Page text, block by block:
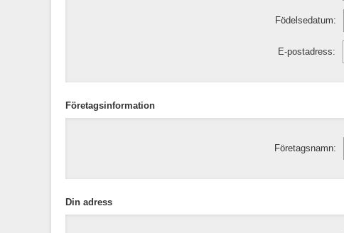
Födelsedatum:
E-postadress:
Företagsinformation
Företagsnamn:
Din adress